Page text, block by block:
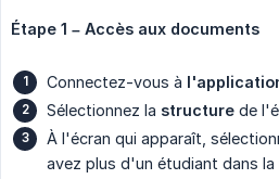
Étape 1 – Accès aux documents
Connectez-vous à
Sélectionnez la structure de
À l'écran qui apparaît,
avez plus d'un étudiant dans